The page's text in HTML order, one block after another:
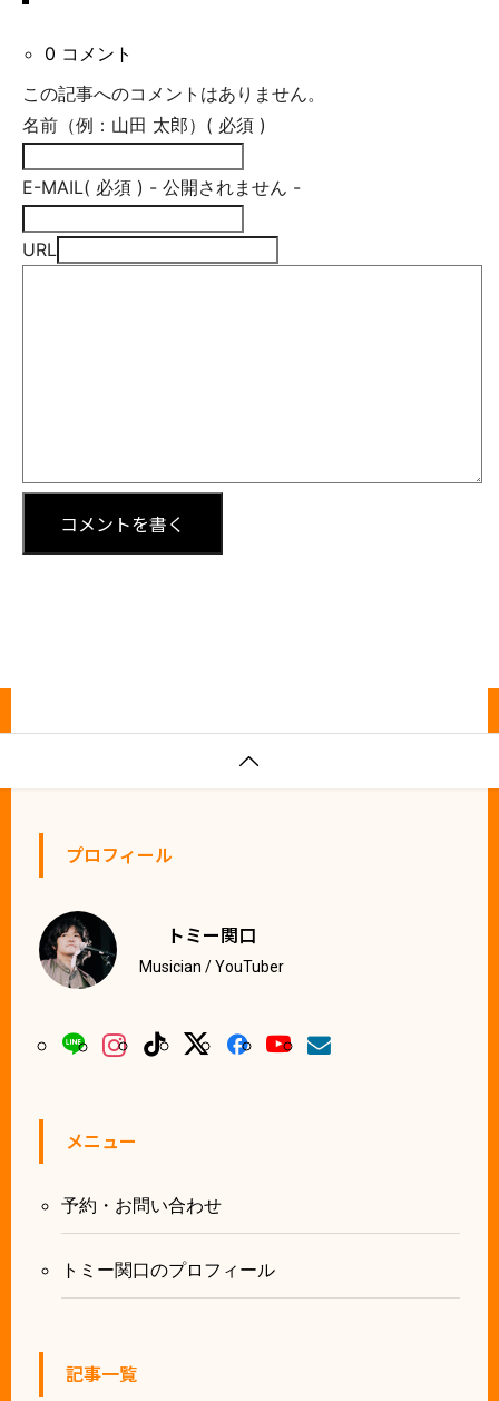
0 コメント
この記事へのコメントはありません。
名前（例：山田 太郎） ( 必須 )
E-MAIL( 必須 ) - 公開されません -
URL

プロフィール
トミー関口
Musician / YouTuber
メニュー
予約・お問い合わせ
トミー関口のプロフィール
記事一覧